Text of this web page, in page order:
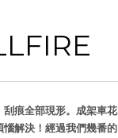
痕全部現形。成架車花
解決！經過我們幾番的